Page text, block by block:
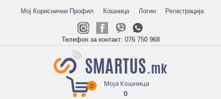
Мој Кориснички Профил Кошница Логин Регистрација
Телефон за контакт: 076 750 968
Моја Кошница
0
0